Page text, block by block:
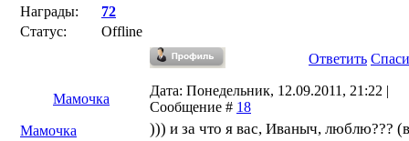
Награды:
72
Статус:
Offline
Ответить
Мамочка
Дата: Понедельник, 12.09.2011, 21:22 |
Сообщение # 18
Мамочка
))) и за что я вас, Иваныч, люблю???